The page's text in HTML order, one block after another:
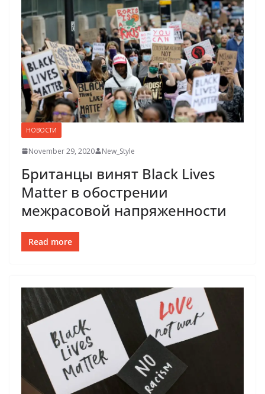
НОВОСТИ
November 29, 2020 New_Style
Британцы винят Black Lives
Matter в обострении
межрасовой напряженности
Read more